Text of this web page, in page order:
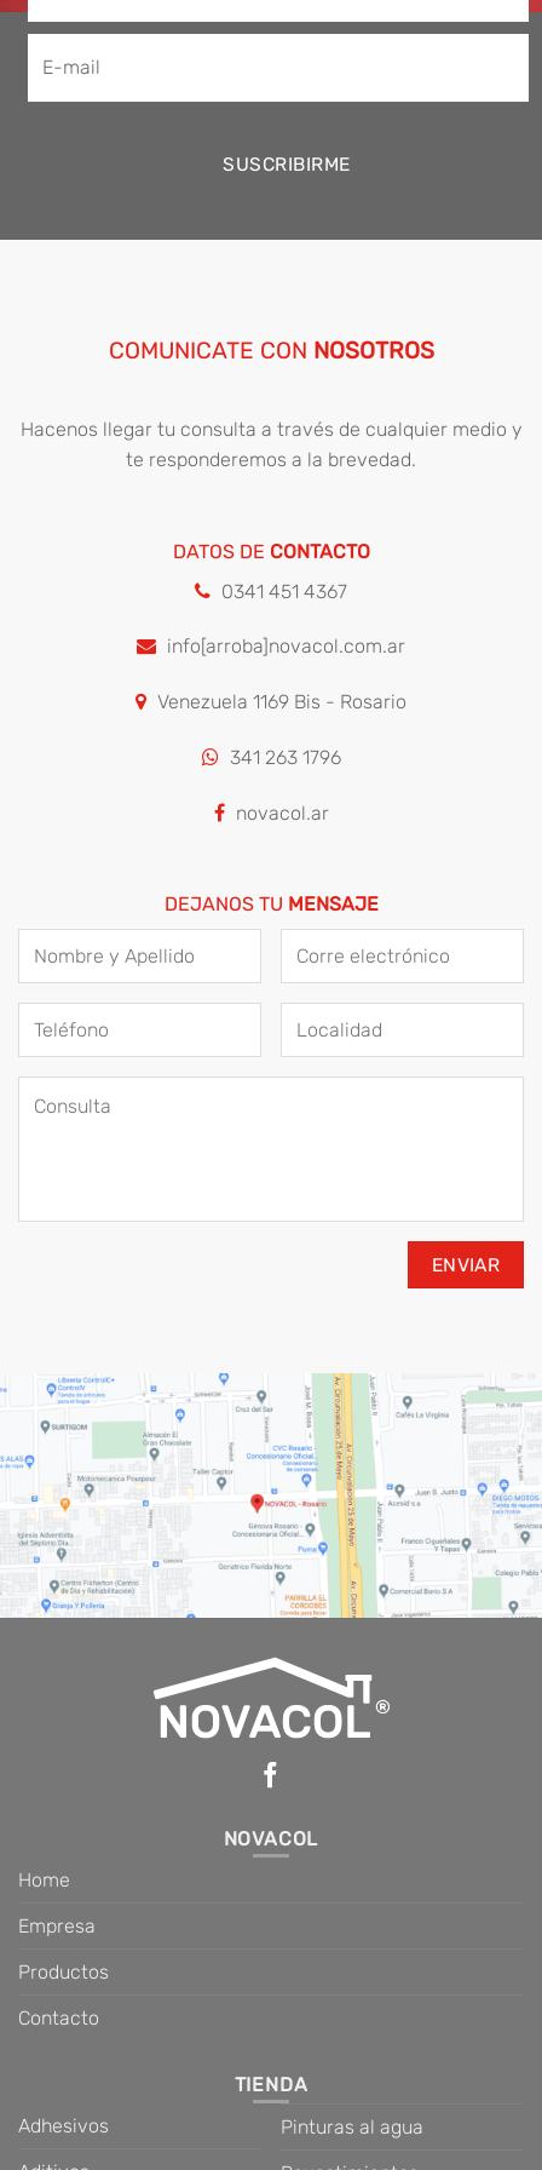
COMUNICATE CON NOSOTROS
Hacenos llegar tu consulta a través de cualquier medio y
te responderemos a la brevedad.
DATOS DE CONTACTO
0341 451 4367
info[arroba]novacol.com.ar
Venezuela 1169 Bis - Rosario
341 263 1796
novacol.ar
DEJANOS TU MENSAJE
NOVACOL
Home
Empresa
Productos
Contacto
TIENDA
Adhesivos
Pinturas al agua